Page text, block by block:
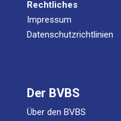
Rechtliches
Impressum
Datenschutzrichtlinien
Der BVBS
Über den BVBS